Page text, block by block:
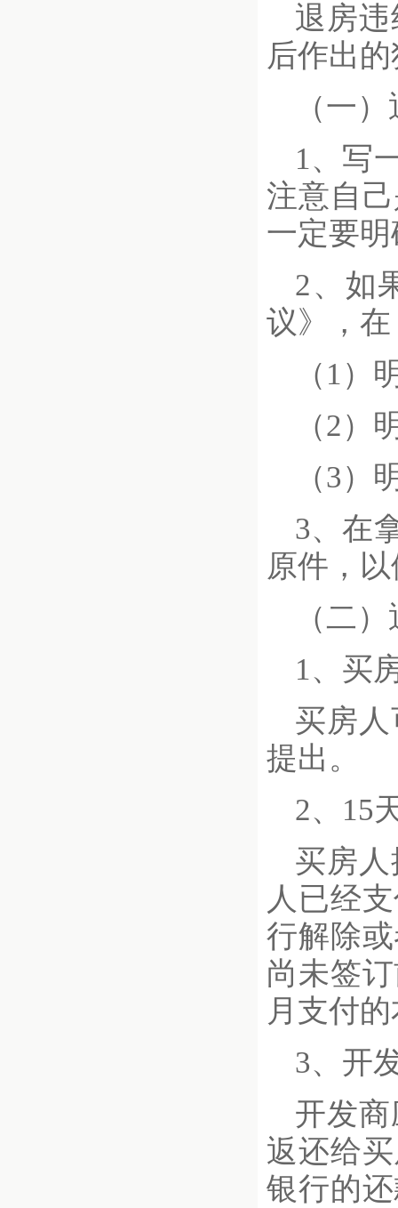
退房
后作出
（一
1、写
注意自
一定要
2、如
议》，
（1）
（2）
（3）
3、在
原件，
（二
1、买
买房
提出。
2、15
买房
人已经
行解除
尚未签
月支付
3、开
开发
返还给
银行的